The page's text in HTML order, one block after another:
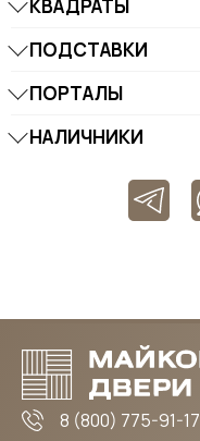
КВАДРАТЫ
ПОДСТАВКИ
ПОРТАЛЫ
НАЛИЧНИКИ
8 (800) 775-91-17